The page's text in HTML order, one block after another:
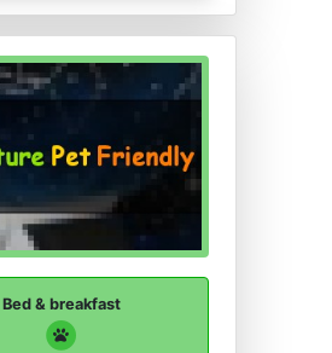
Bed & breakfast